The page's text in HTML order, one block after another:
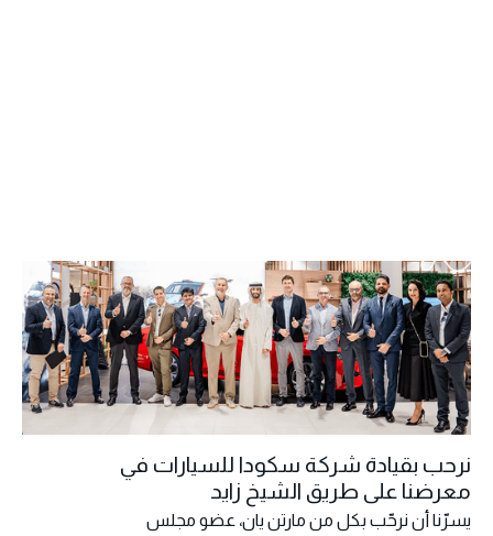
نرحب بقيادة شركة سكودا للسيارات في
معرضنا على طريق الشيخ زايد
يسرّنا أن نرحّب بكل من مارتن يان، عضو مجلس